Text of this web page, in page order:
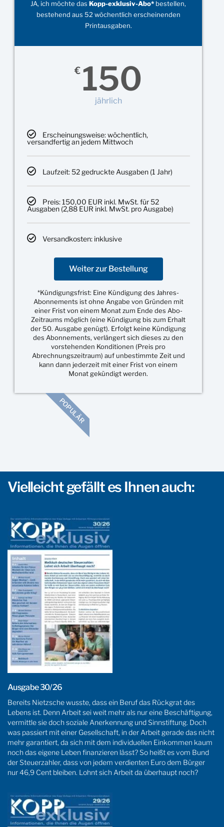
JA, ich möchte dasKopp-exklusiv-Abo* bestellen,
bestehend aus 52 wöchentlich erscheinenden
Printausgaben.
€ 150
jährlich
Erscheinungsweise: wöchentlich,
versandfertig an jedem Mittwoch
Laufzeit: 52 gedruckte Ausgaben (1 Jahr)
Preis: 150,00 EUR inkl. MwSt. für 52
Ausgaben (2,88 EUR inkl. MwSt. pro Ausgabe)
Versandkosten: inklusive
Weiter zur Bestellung
*Kündigungsfrist: Eine Kündigung des Jahres-
Abonnements ist ohne Angabe von Gründen mit
einer Frist von einem Monat zum Ende des Abo-
Zeitraums möglich (eine Kündigung bis zum Erhalt
der 50. Ausgabe genügt). Erfolgt keine Kündigung
des Abonnements, verlängert sich dieses zu den
vorstehenden Konditionen (Preis pro
Abrechnungszeitraum) auf unbestimmte Zeit und
kann dann jederzeit mit einer Frist von einem
Monat gekündigt werden.
POPULÄR
Vielleicht gefällt es Ihnen auch:
Ausgabe 30/26
Bereits Nietzsche wusste, dass ein Beruf das Rückgrat des
Lebens ist. Denn Arbeit sei weit mehr als nur eine Beschäftigung,
vermittle sie doch soziale Anerkennung und Sinnstiftung. Doch
was passiert mit einer Gesellschaft, in der Arbeit gerade das nicht
mehr garantiert, da sich mit dem individuellen Einkommen kaum
noch das eigene Leben finanzieren lässt? So heißt es vom Bund
der Steuerzahler, dass von jedem verdienten Euro dem Bürger
nur 46,9 Cent bleiben. Lohnt sich Arbeit da überhaupt noch?